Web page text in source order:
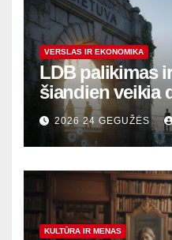
VERSLAS IR EKONOMIKA
LDB palikimas
šiandien veikia
variklis
2026 24 GEGUŽĖS
KULTŪRA IR MENAS